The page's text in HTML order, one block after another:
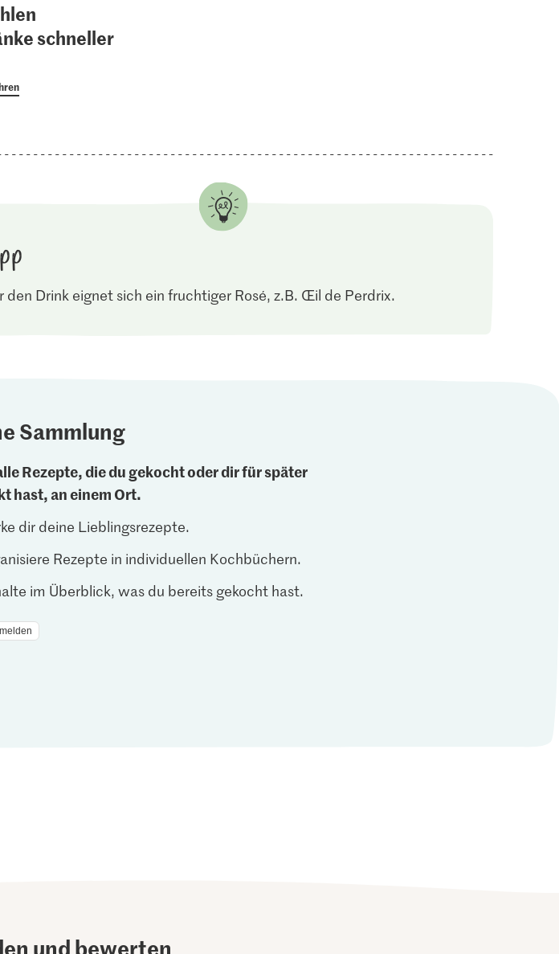
schneller
den Drink eignet sich ein fruchtiger Rosé, z.B. Œil de Perdrix.
Sammlung
Rezepte, die du gekocht oder dir für später
hast, an einem Ort.
dir deine Lieblingsrezepte.
Rezepte in individuellen Kochbüchern.
im Überblick, was du bereits gekocht hast.
und bewerten